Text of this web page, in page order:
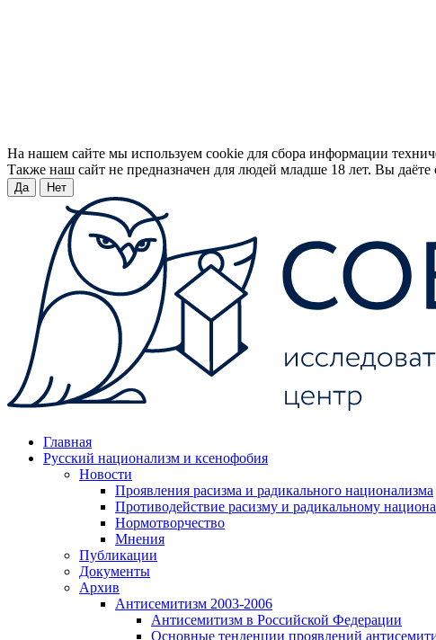
На нашем сайте мы используем cookie для сбора информации
Также наш сайт не предназначен для людей младше 18 лет. Вы даёте
Да Нет
Главная
Русский национализм и ксенофобия
Новости
Проявления расизма и радикального национализма
Противодействие расизму и радикальному
Нормотворчество
Мнения
Публикации
Документы
Архив
Антисемитизм 2003-2006
Антисемитизм в Российской Федерации
Основные тенденции проявлений